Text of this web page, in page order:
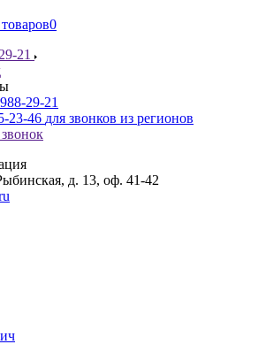
0
21
29-21
23-46 для звонков из регионов
звонок
д. 13, оф. 41-42